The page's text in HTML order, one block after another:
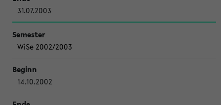
31.07.2003
WiSe 2002/2003
14.10.2002